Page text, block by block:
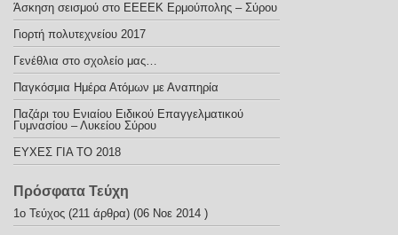
Άσκηση σεισμού στο ΕΕΕΕΚ Ερμούπολης – Σύρου
Γιορτή πολυτεχνείου 2017
Γενέθλια στο σχολείο μας…
Παγκόσμια Ημέρα Ατόμων με Αναπηρία
Παζάρι του Ενιαίου Ειδικού Επαγγελματικού
Γυμνασίου – Λυκείου Σύρου
ΕΥΧΕΣ ΓΙΑ ΤΟ 2018
Πρόσφατα Τεύχη
1ο Τεύχος (211 άρθρα) (06 Νοε 2014 )